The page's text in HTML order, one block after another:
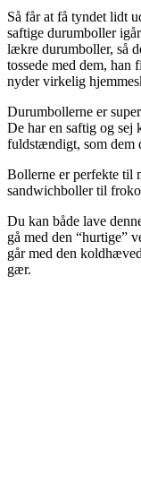
Så får at få tyndet lidt
saftige durumboller
lækre durumboller, så
tossede med dem, han
nyder virkelig
Durumbollerne er
De har en saftig og sej
fuldstændigt, som dem
Bollerne er perfekte til
sandwichboller til
Du kan både lave
gå med den “hurtige”
går med den
gær.